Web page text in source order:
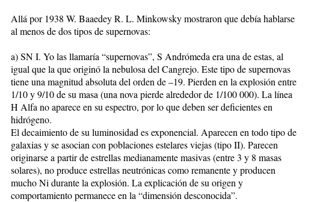
Allá por 1938 W. Baaedey R. L. Minkowsky mostraron que debía hablarse
al menos de dos tipos de supernovas:
a) SN I. Yo las llamaría “supernovas”, S Andrómeda era una de estas, al
igual que la que originó la nebulosa del Cangrejo. Este tipo de supernovas
tiene una magnitud absoluta del orden de –19. Pierden en la explosión entre
1/10 y 9/10 de su masa (una nova pierde alrededor de 1/100 000). La línea
H Alfa no aparece en su espectro, por lo que deben ser deficientes en
hidrógeno.
El decaimiento de su luminosidad es exponencial. Aparecen en todo tipo de
galaxias y se asocian con poblaciones estelares viejas (tipo II). Parecen
originarse a partir de estrellas medianamente masivas (entre 3 y 8 masas
solares), no produce estrellas neutrónicas como remanente y producen
mucho Ni durante la explosión. La explicación de su origen y
comportamiento permanece en la “dimensión desconocida”.